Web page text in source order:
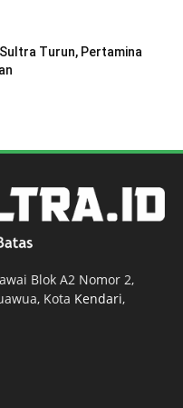
Turun, Pertamina
Blok A2 Nomor 2,
Kota Kendari,